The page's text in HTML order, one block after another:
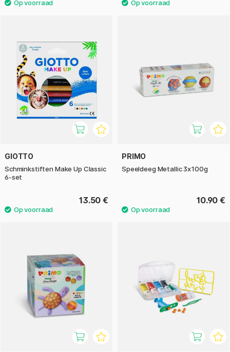
GIOTTO
Schminkstiften Make Up Classic
6-set
13.50 €
PRIMO
Speeldeeg Metallic 3x100g
10.90 €